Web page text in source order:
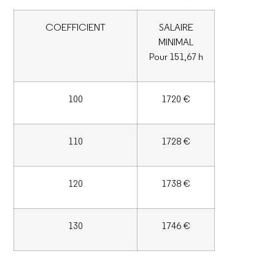
COEFFICIENT
SALAIRE
MINIMAL
Pour 151,67 h
100 1720 €
110 1728 €
120 1738 €
130 1746 €